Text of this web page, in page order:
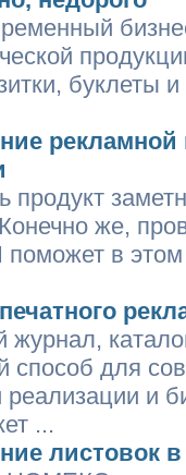
буклеты и
продукт
же,
в
способ для
реализации и
...
листовок